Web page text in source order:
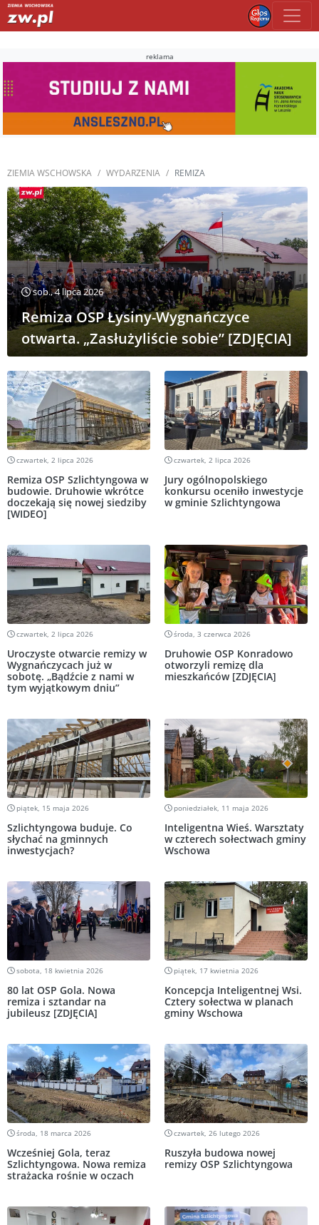
reklama
ZIEMIA WSCHOWSKA WYDARZENIA REMIZA
sob., 4 lipca 2026
Remiza OSP Łysiny-Wygnańczyce
otwarta. „Zasłużyliście sobie” [ZDJĘCIA]
czwartek, 2 lipca 2026
Remiza OSP Szlichtyngowa w
budowie. Druhowie wkrótce
doczekają się nowej siedziby
[WIDEO]
czwartek, 2 lipca 2026
Jury ogólnopolskiego
konkursu oceniło inwestycje
w gminie Szlichtyngowa
czwartek, 2 lipca 2026
Uroczyste otwarcie remizy w
Wygnańczycach już w
sobotę. „Bądźcie z nami w
tym wyjątkowym dniu”
środa, 3 czerwca 2026
Druhowie OSP Konradowo
otworzyli remizę dla
mieszkańców [ZDJĘCIA]
piątek, 15 maja 2026
Szlichtyngowa buduje. Co
słychać na gminnych
inwestycjach?
poniedziałek, 11 maja 2026
Inteligentna Wieś. Warsztaty
w czterech sołectwach gminy
Wschowa
sobota, 18 kwietnia 2026
80 lat OSP Gola. Nowa
remiza i sztandar na
jubileusz [ZDJĘCIA]
piątek, 17 kwietnia 2026
Koncepcja Inteligentnej Wsi.
Cztery sołectwa w planach
gminy Wschowa
środa, 18 marca 2026
Wcześniej Gola, teraz
Szlichtyngowa. Nowa remiza
strażacka rośnie w oczach
czwartek, 26 lutego 2026
Ruszyła budowa nowej
remizy OSP Szlichtyngowa